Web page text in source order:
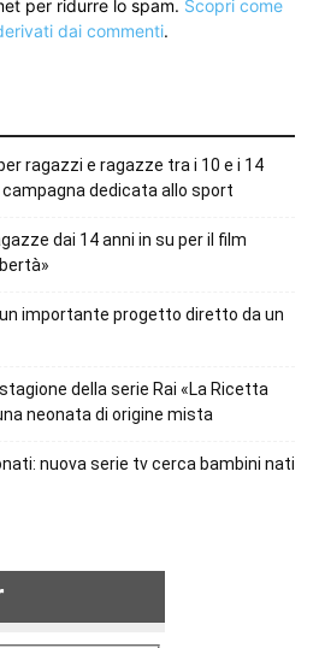
per ridurre lo spam. Scopri come
dai commenti.
ragazzi e ragazze tra i 10 e i 14
dedicata allo sport
dai 14 anni in su per il film
importante progetto diretto da un
della serie Rai «La Ricetta
neonata di origine mista
nuova serie tv cerca bambini nati